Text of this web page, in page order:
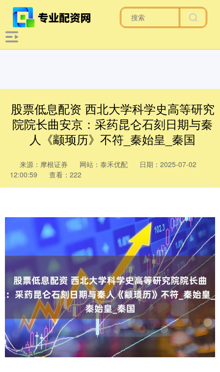
股票低息配资 西北大学科学史高等研究
院院长曲安京：采药昆仑石刻日期与秦
人《颛顼历》不符_秦始皇_秦国
来源：摩根证券 网站：泰禾优配
日期：2025-07-02
12:00:59
查看：222